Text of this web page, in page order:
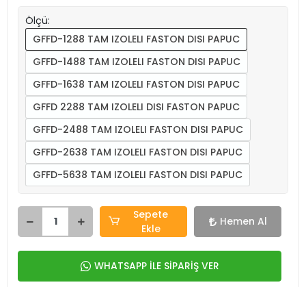
Ölçü:
GFFD-1288 TAM IZOLELI FASTON DISI PAPUC
GFFD-1488 TAM IZOLELI FASTON DISI PAPUC
GFFD-1638 TAM IZOLELI FASTON DISI PAPUC
GFFD 2288 TAM IZOLELI DISI FASTON PAPUC
GFFD-2488 TAM IZOLELI FASTON DISI PAPUC
GFFD-2638 TAM IZOLELI FASTON DISI PAPUC
GFFD-5638 TAM IZOLELI FASTON DISI PAPUC
Sepete
Ekle
Hemen Al
WHATSAPP İLE SİPARİŞ VER